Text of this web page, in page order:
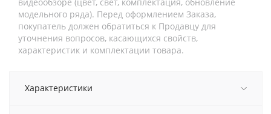
модельного ряда). Перед оформлением Заказа,
покупатель должен обратиться к Продавцу для
уточнения вопросов, касающихся свойств,
характеристик и комплектации товара.
Характеристики